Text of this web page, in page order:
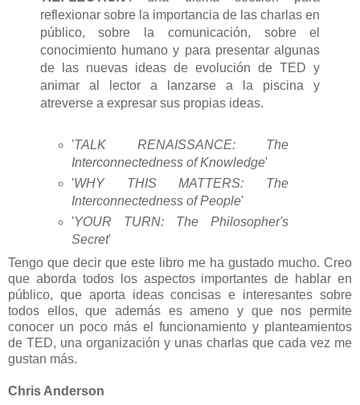
reflexionar sobre la importancia de las charlas en
público, sobre la comunicación, sobre el
conocimiento humano y para presentar algunas
de las nuevas ideas de evolución de TED y
animar al lector a lanzarse a la piscina y
atreverse a expresar sus propias ideas.
'TALK RENAISSANCE: The
Interconnectedness of Knowledge'
'WHY THIS MATTERS: The
Interconnectedness of People'
'YOUR TURN: The Philosopher's
Secret'
Tengo que decir que este libro me ha gustado mucho. Creo
que aborda todos los aspectos importantes de hablar en
público, que aporta ideas concisas e interesantes sobre
todos ellos, que además es ameno y que nos permite
conocer un poco más el funcionamiento y planteamientos
de TED, una organización y unas charlas que cada vez me
gustan más.
Chris Anderson